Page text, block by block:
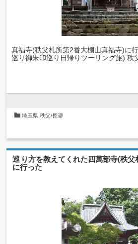
真福寺(秩父札所第2番大棚山真福寺)に
巡り御朱印巡り日帰りツーリング旅) 秩
埼玉県 秩父/長瀞
巡り方を教えてくれた四萬部寺(秩父札所第1番御朱印巡り)
に行った